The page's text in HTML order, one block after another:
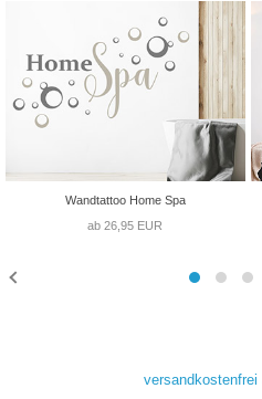
Wandtattoo Home Spa
ab 26,95 EUR
versandkostenfrei